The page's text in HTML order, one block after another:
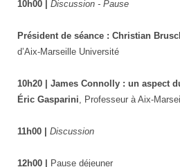
10h00 | Discussion - Pause
Président de séance : Christian
d’Aix-Marseille Université
10h20 | James Connolly : un aspect
Éric Gasparini , Professeur à Aix-
11h00 | Discussion
12h00 | Pause déjeuner